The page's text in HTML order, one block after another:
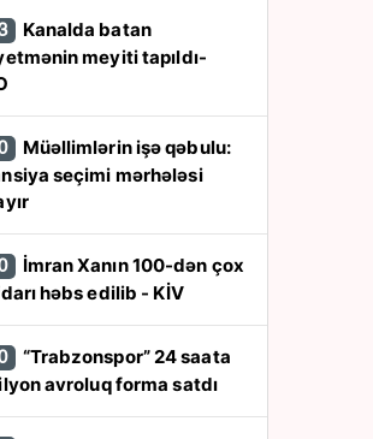
meyiti tapıldı-
seçimi mərhələsi
həbs edilib - KİV
avroluq forma satdı